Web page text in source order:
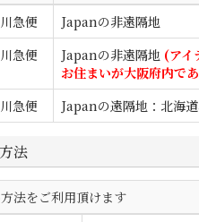
急便
Japanの非遠隔地
急便
Japanの非遠隔地 (アイ
お住まいが大阪府内で
急便 Japanの遠隔地：北海
法
法をご利用頂けます